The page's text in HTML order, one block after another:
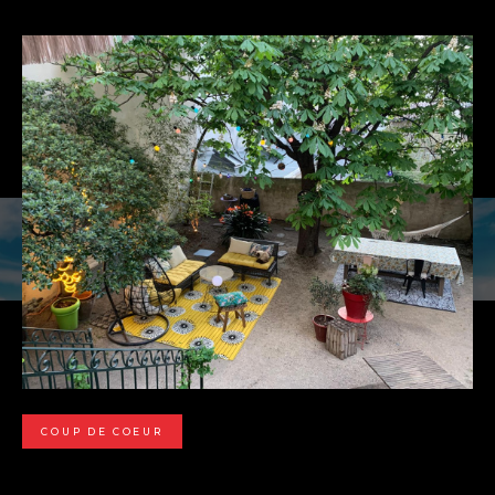
COUP DE COEUR